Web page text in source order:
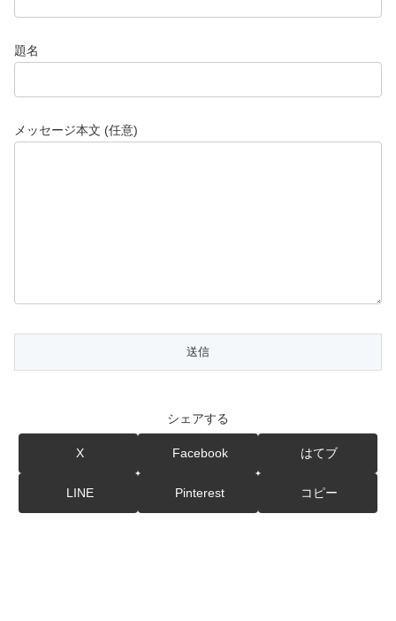
題名
メッセージ本文 (任意)
シェアする
X Facebook はてブ
LINE Pinterest コピー